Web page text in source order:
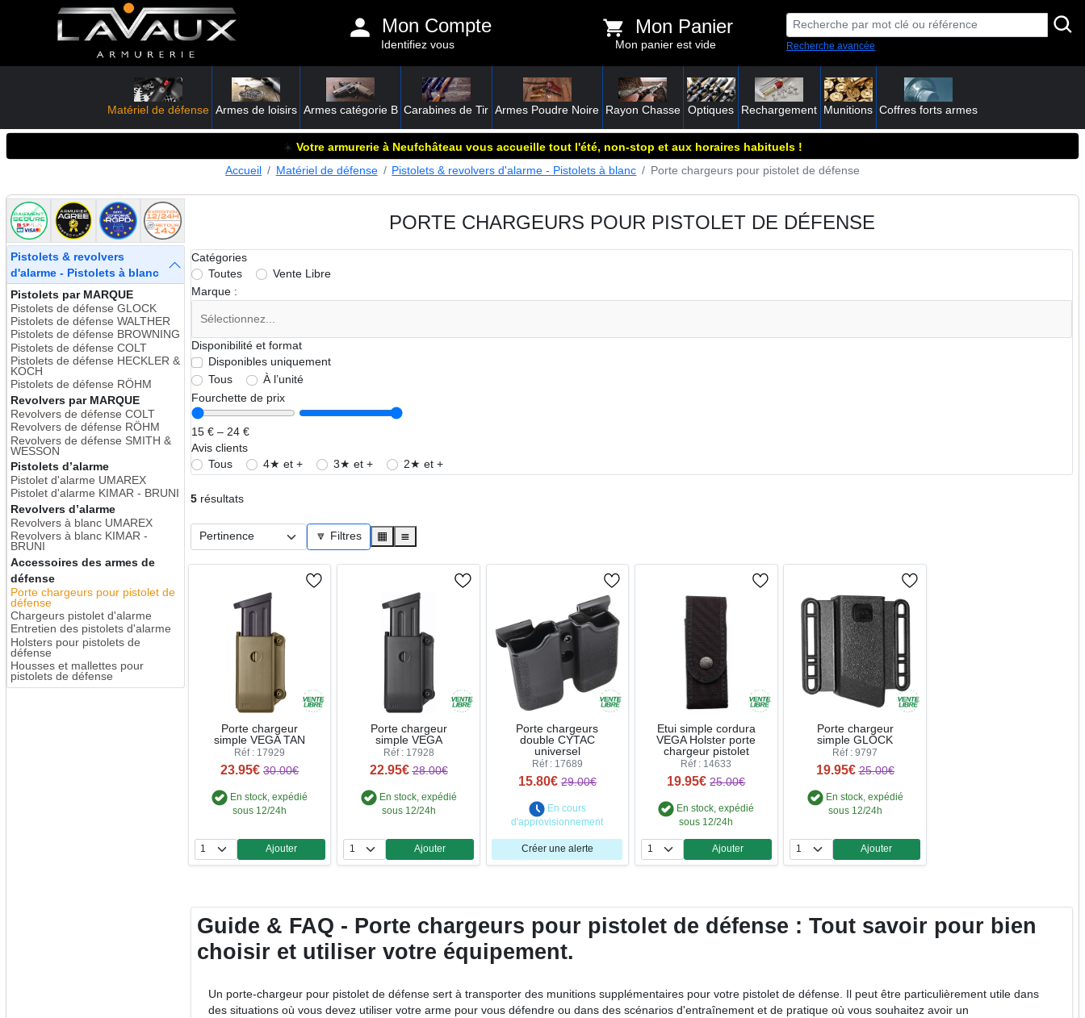
Mon Compte
Identifiez vous
Mon Panier
Mon panier est vide Recherche avancée
Matériel de défense Armes de loisirs Armes catégorie B Carabines de Tir Armes Poudre Noire Rayon Chasse Optiques Rechargement Munitions Coffres forts armes
☀️ Votre armurerie à Neufchâteau vous accueille tout l'été, non-stop et aux horaires habituels !
Accueil
Matériel de défense Pistolets & revolvers d'alarme - Pistolets à blanc Porte chargeurs pour pistolet de défense
Pistolets & revolvers
d'alarme - Pistolets à blanc
Pistolets par MARQUE
Pistolets de défense GLOCK
Pistolets de défense WALTHER
Pistolets de défense BROWNING
Pistolets de défense COLT
Pistolets de défense HECKLER &
KOCH
Pistolets de défense RÖHM
Revolvers par MARQUE
Revolvers de défense COLT
Revolvers de défense RÖHM
Revolvers de défense SMITH &
WESSON
Pistolets d’alarme
Pistolet d'alarme UMAREX
Pistolet d'alarme KIMAR - BRUNI
Revolvers d’alarme
Revolvers à blanc UMAREX
Revolvers à blanc KIMAR -
BRUNI
Accessoires des armes de
défense
Porte chargeurs pour pistolet de
défense
Chargeurs pistolet d'alarme
Entretien des pistolets d'alarme
Holsters pour pistolets de
défense
Housses et mallettes pour
pistolets de défense
PORTE CHARGEURS POUR PISTOLET DE DÉFENSE
Catégories
Toutes
Vente Libre
Marque :
Disponibilité et format
Disponibles uniquement
Tous
À l’unité
Fourchette de prix
15 € – 24 €
Avis clients
Tous
4★ et + 3★ et + 2★ et +
5 résultats
🔽 Filtres ▦ ≣
Porte chargeur
simple VEGA TAN
Réf : 17929
23.95€ 30.00€
En stock, expédié
sous 12/24h
Quantité
Ajouter
Porte chargeur
simple VEGA
Réf : 17928
22.95€ 28.00€
En stock, expédié
sous 12/24h
Quantité
Ajouter
Porte chargeurs
double CYTAC
universel
Réf : 17689
15.80€ 29.00€
En cours
d'approvisionnement
Créer une alerte
Etui simple cordura
VEGA Holster porte
chargeur pistolet
Réf : 14633
19.95€ 25.00€
En stock, expédié
sous 12/24h
Quantité
Ajouter
Porte chargeur
simple GLOCK
Réf : 9797
19.95€ 25.00€
En stock, expédié
sous 12/24h
Quantité
Ajouter
Guide & FAQ - Porte chargeurs pour pistolet de défense : Tout savoir pour bien
choisir et utiliser votre équipement.
Un porte-chargeur pour pistolet de défense sert à transporter des munitions supplémentaires pour votre pistolet de défense. Il peut être particulièrement utile dans
des situations où vous devez utiliser votre arme pour vous défendre ou dans des scénarios d'entraînement et de pratique où vous souhaitez avoir un